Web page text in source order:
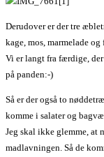
Derudover er der tre
kage, mos, marmelade
Vi er langt fra færdige,
på panden:-)
Så er der også to
komme i salater og
Jeg skal ikke glemme, at
madlavningen. Så de